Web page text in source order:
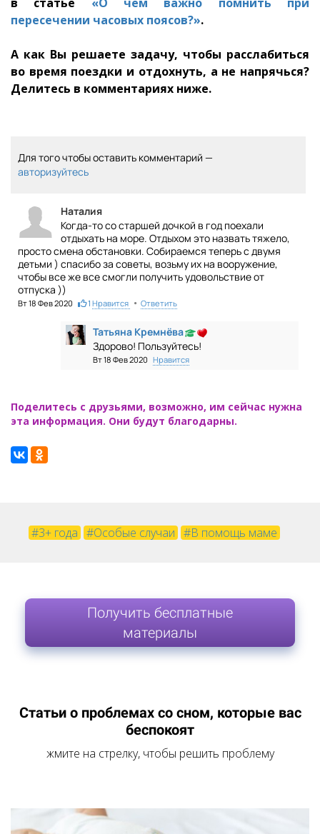
пересечении часовых поясов?».
А как Вы решаете задачу, чтобы расслабиться
во время поездки и отдохнуть, а не напрячься?
Делитесь в комментариях ниже.
Для того чтобы оставить комментарий —
авторизуйтесь
Наталия
Когда-то со старшей дочкой в год поехали
отдыхать на море. Отдыхом это назвать тяжело,
просто смена обстановки. Собираемся теперь с двумя
детьми ) спасибо за советы, возьму их на вооружение,
чтобы все же все смогли получить удовольствие от
отпуска ))
Вт 18 Фев 2020 1 Нравится • Ответить
Татьяна Кремнёва
Здорово! Пользуйтесь!
Вт 18 Фев 2020 Нравится
Поделитесь с друзьями, возможно, им сейчас нужна
эта информация. Они будут благодарны.
#3+ года #Особые случаи #В помощь маме
Получить бесплатные
материалы
Статьи о проблемах со сном, которые вас
беспокоят
жмите на стрелку, чтобы решить проблему